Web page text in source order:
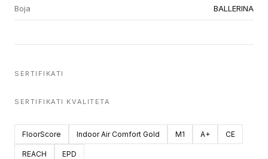
Boja BALLERINA
SERTIFIKATI
SERTIFIKATI KVALITETA
FloorScore Indoor Air Comfort Gold M1 A+ CE
REACH EPD